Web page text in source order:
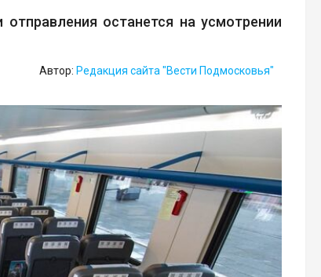
останется на усмотрении
Автор: Редакция сайта "Вести Подмосковья"